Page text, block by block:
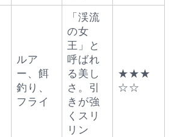
ルア
ー、餌
釣り、
フライ
「渓流
の女
王」と
呼ばれ
る美し
さ。引
きが強
くスリ
リン
★★★
☆☆